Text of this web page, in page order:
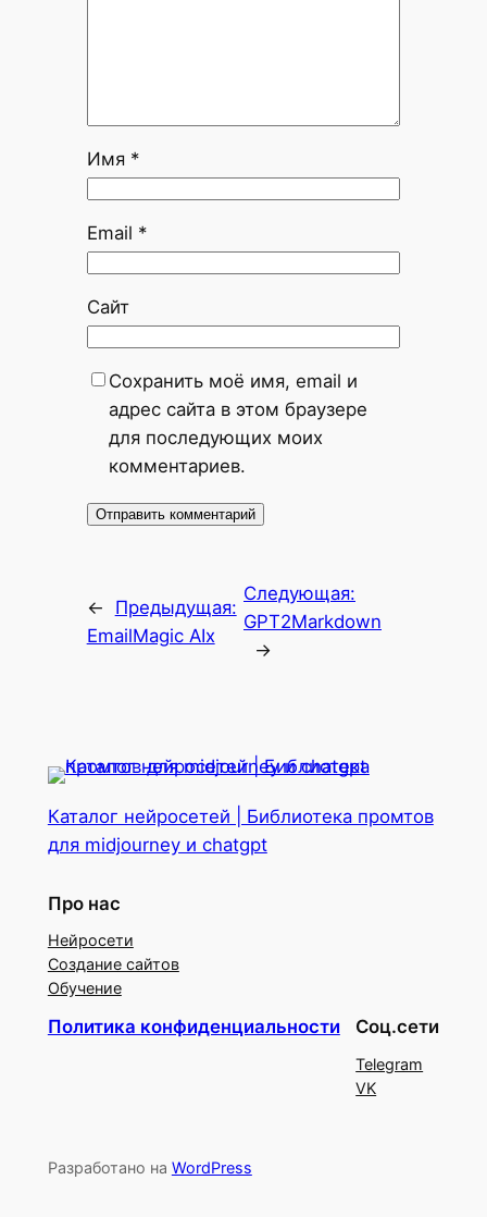
Имя *
Email *
Сайт
Сохранить моё имя, email и
адрес сайта в этом браузере
для последующих моих
комментариев.
←
Предыдущая:
EmailMagic AIx
Следующая:
GPT2Markdown
→
Каталог нейросетей | Библиотека промтов
для midjourney и chatgpt
Про нас
Нейросети
Создание сайтов
Обучение
Политика конфиденциальности Соц.сети
Telegram
VK
Разработано на WordPress